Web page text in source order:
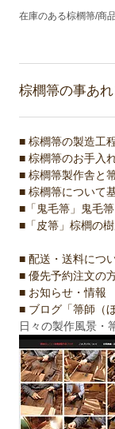
在庫のある棕櫚箒/商
棕櫚箒の事あ
■ 棕櫚箒の製造工
■ 棕櫚箒のお手入
■ 棕櫚箒製作舎と
■ 棕櫚箒について
■「鬼毛箒」鬼毛
■「皮箒」棕櫚の
■ 配送・送料につ
■ 優先予約注文の
■ お知らせ・情報
■ ブログ「箒師（
日々の製作風景・